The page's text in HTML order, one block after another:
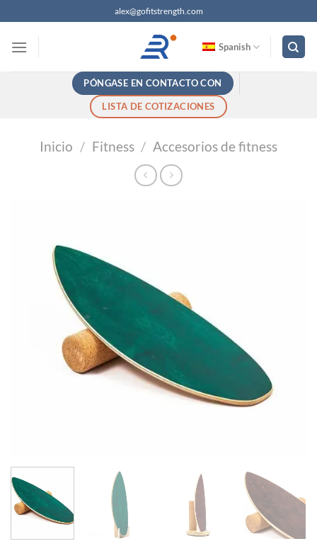
al
contenido
alex@gofitstrength.com
Spanish
PÓNGASE EN CONTACTO CON
LISTA DE COTIZACIONES
Inicio / Fitness / Accesorios de fitness